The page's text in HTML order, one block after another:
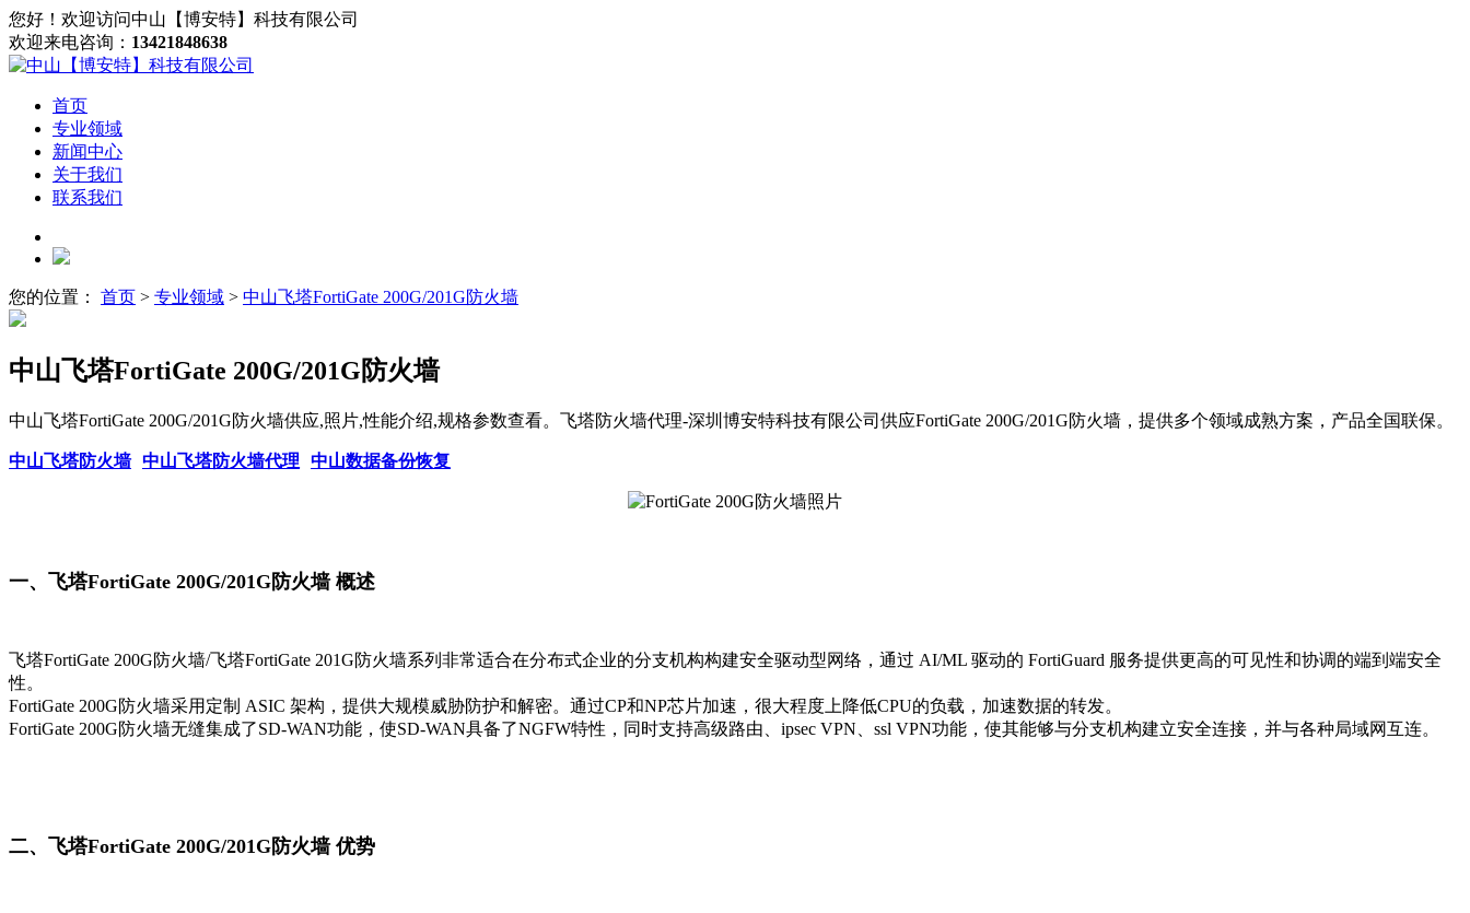
您好！欢迎访问中山【博安特】科技有限公司
欢迎来电咨询： 13421848638
首页
专业领域
新闻中心
关于我们
联系我们
您的位置： 首页 > 专业领域 > 中山飞塔FortiGate 200G/201G防火墙
中山飞塔FortiGate 200G/201G防火墙
中山飞塔FortiGate 200G/201G防火墙供应,照片,性能介绍,规格参数查看。飞塔防火墙代理-深圳博安特科技有限公司供应FortiGate 200G/201G防火墙，提供多个领域成熟方案，产品全国联保。
中山飞塔防火墙 中山飞塔防火墙代理 中山数据备份恢复
一、飞塔FortiGate 200G/201G防火墙 概述
飞塔FortiGate 200G防火墙/飞塔FortiGate 201G防火墙系列非常适合在分布式企业的分支机构构建安全驱动型网络，通过 AI/ML 驱动的 FortiGuard 服务提供更高的可见性和协调的端到端安全
性。
FortiGate 200G防火墙采用定制 ASIC 架构，提供大规模威胁防护和解密。通过CP和NP芯片加速，很大程度上降低CPU的负载，加速数据的转发。
FortiGate 200G防火墙无缝集成了SD-WAN功能，使SD-WAN具备了NGFW特性，同时支持高级路由、ipsec VPN、ssl VPN功能，使其能够与分支机构建立安全连接，并与各种局域网互连。
二、 飞塔FortiGate 200G/201G防火墙优势